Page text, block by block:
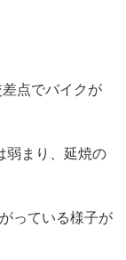
点でバイクが
弱まり、延焼の
っている様子が